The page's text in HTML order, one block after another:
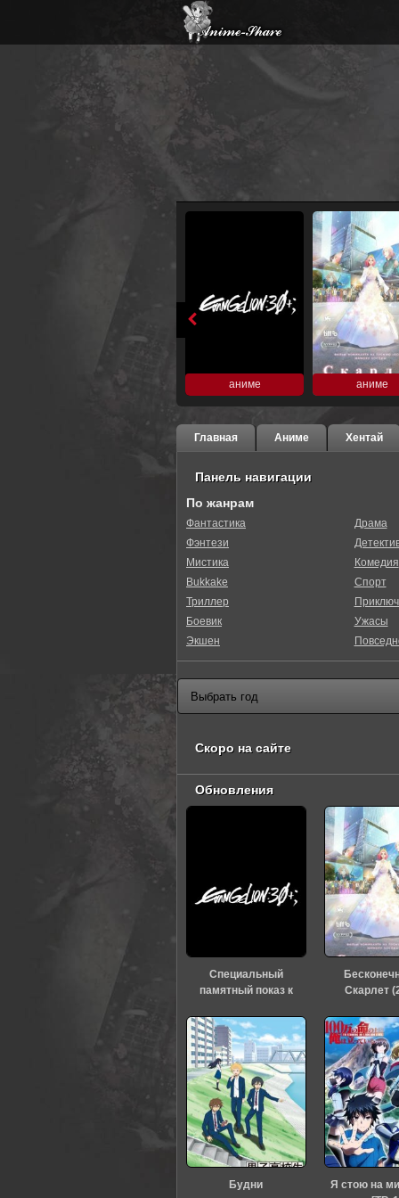
аниме аниме
Главная Аниме Хентай
Панель навигации
По жанрам
Фантастика
Фэнтези
Мистика
Bukkake
Триллер
Боевик
Экшен
Драма
Комедия
Спорт
Ужасы
Скоро на сайте
Обновления
Специальный
памятный показ к
«Евангелиона» (2026)
Скарлет
Будни
Я стою на